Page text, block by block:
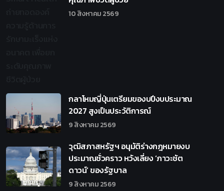
10 สิงหาคม 2569
กลาโหมญี่ปุ่นเตรียมของบปีงบประมาณ
2027 สูงเป็นประวัติการณ์
9 สิงหาคม 2569
วุฒิสภาสหรัฐฯ อนุมัติร่างกฎหมายงบ
ประมาณชั่วคราว หวังเลี่ยง ‘ภาวะชัต
ดาวน์’ ของรัฐบาล
9 สิงหาคม 2569